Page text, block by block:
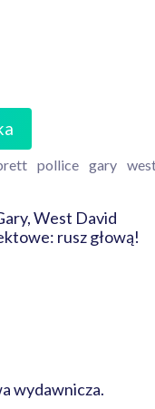
pollice gary
West David
rusz głową!
wydawnicza.